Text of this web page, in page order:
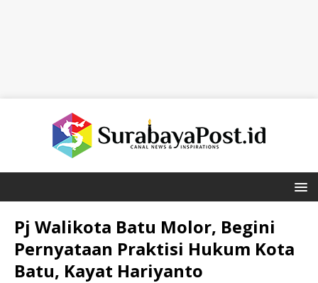
Pj Walikota Batu Molor, Begini
Pernyataan Praktisi Hukum Kota
Batu, Kayat Hariyanto